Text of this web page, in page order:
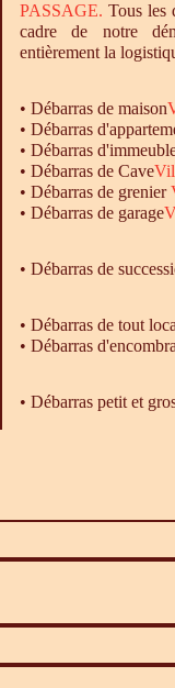
PASSAGE. Tous les
cadre de notre
entièrement la
• Débarras de maison
• Débarras
• Débarras
• Débarras de Cave
• Débarras de grenier
• Débarras de garage
• Débarras de
• Débarras de tout
• Débarras
• Débarras petit et